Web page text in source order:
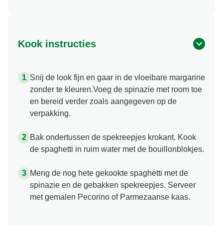
Kook instructies
Snij de look fijn en gaar in de vloeibare margarine
zonder te kleuren.Voeg de spinazie met room toe
en bereid verder zoals aangegeven op de
verpakking.
Bak ondertussen de spekreepjes krokant. Kook
de spaghetti in ruim water met de bouillonblokjes.
Meng de nog hete gekookte spaghetti met de
spinazie en de gebakken spekreepjes. Serveer
met gemalen Pecorino of Parmezaanse kaas.